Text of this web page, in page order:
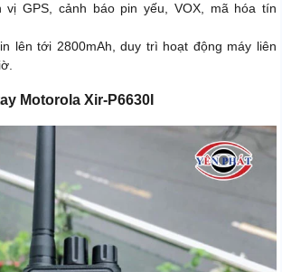
vị GPS, cảnh báo pin yếu, VOX, mã hóa tín
lên tới 2800mAh, duy trì hoạt động máy liên
Motorola Xir-P6630I